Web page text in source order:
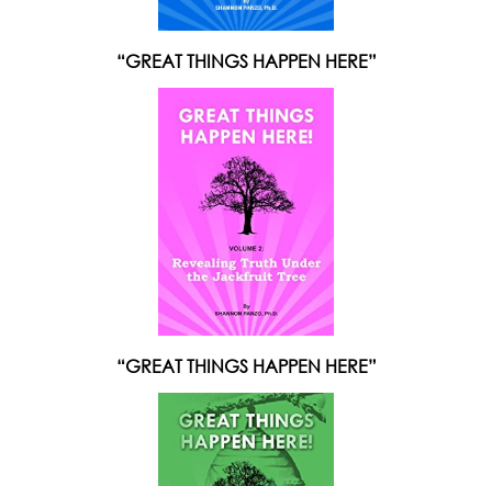
“GREAT THINGS HAPPEN HERE”
“GREAT THINGS HAPPEN HERE”